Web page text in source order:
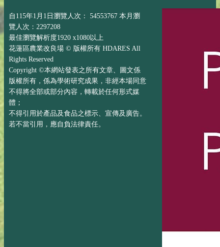
自115年1月1日瀏覽人次： 54553767 本月瀏
覽人次：2297208
最佳瀏覽解析度1920 x1080以上
花蓮區農業改良場 © 版權所有 HDARES All
Rights Reserved
Copyright ©本網站發表之所有文章、圖文係
版權所有，係為學術研究成果，非經本場同意
不得將全部或部分內容，轉載於任何形式媒
體；
不得引用於產品及食品之標示、宣傳及廣告。
若不當引用，應自負法律責任。